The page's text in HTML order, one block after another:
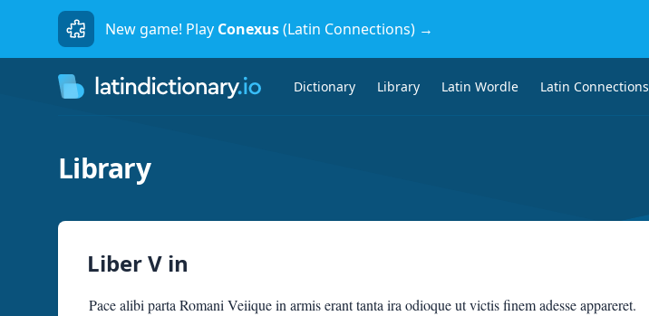
New game! Play Conexus(Latin Connections) →
Dictionary Library Latin Wordle Latin Connections
Library
Liber V in
Pace alibi parta Romani Veiique in armis erant tanta ira odioque ut victis finem adesse appareret.